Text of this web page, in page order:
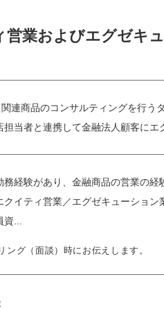
営業およびエグゼキ
連商品のコンサルティングを行
当者と連携して金融法人顧客に
務経験があり、金融商品の営業の
クイティ営業／エグゼキューショ
...
グ（面談）時にお伝えします。